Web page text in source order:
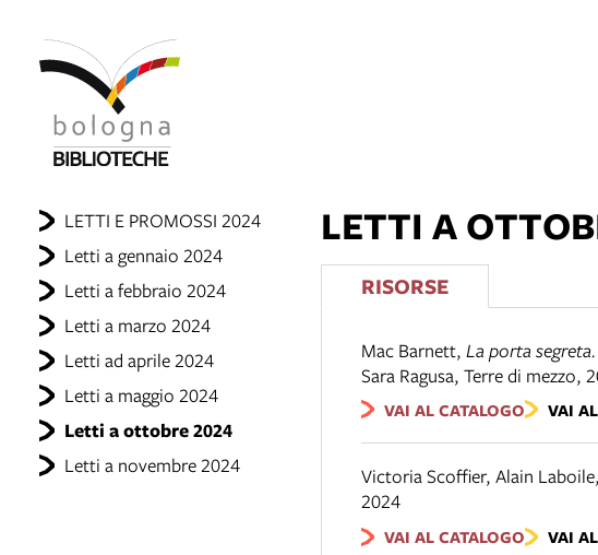
LETTI E PROMOSSI 2024
Letti a gennaio 2024
Letti a febbraio 2024
Letti a marzo 2024
Letti ad aprile 2024
Letti a maggio 2024
Letti a ottobre 2024
Letti a novembre 2024
LETTI A
RISORSE
Mac Barnett, La porta
Sara Ragusa, Terre di mezzo,
VAI AL CATALOGO VAI
Victoria Scoffier, Alain Laboile,
2024
VAI AL CATALOGO VAI